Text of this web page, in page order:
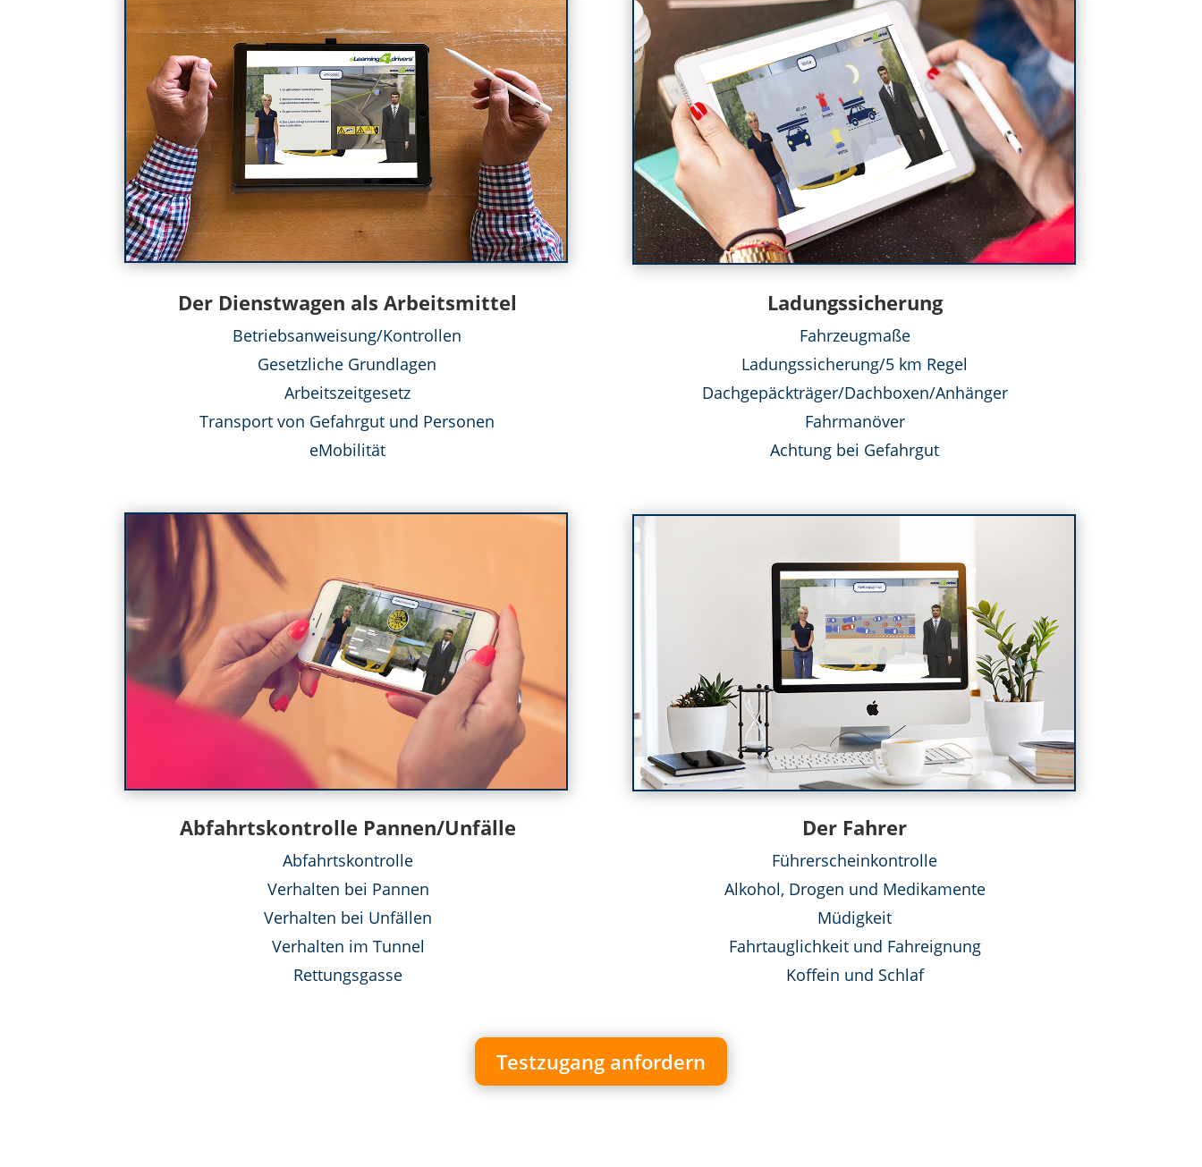
Der Dienstwagen als Arbeitsmittel
Betriebsanweisung/Kontrollen
Gesetzliche Grundlagen
Arbeitszeitgesetz
Transport von Gefahrgut und Personen
eMobilität
Ladungssicherung
Fahrzeugmaße
Ladungssicherung/5 km Regel
Dachgepäckträger/Dachboxen/Anhänger
Fahrmanöver
Achtung bei Gefahrgut
Abfahrtskontrolle Pannen/Unfälle
Abfahrtskontrolle
Verhalten bei Pannen
Verhalten bei Unfällen
Verhalten im Tunnel
Rettungsgasse
Der Fahrer
Führerscheinkontrolle
Alkohol, Drogen und Medikamente
Müdigkeit
Fahrtauglichkeit und Fahreignung
Koffein und Schlaf
Testzugang anfordern